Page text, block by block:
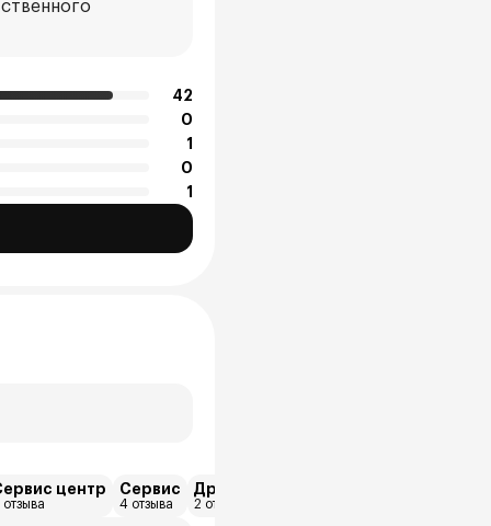
42
0
1
0
1
центр Сервис
4 отзыва
Другое
2 отзыва